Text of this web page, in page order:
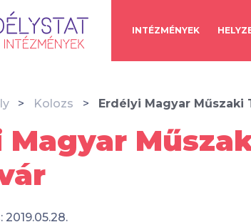
INTÉZMÉNYEK
Kolozs Erdélyi Magyar Műszaki
Magyar